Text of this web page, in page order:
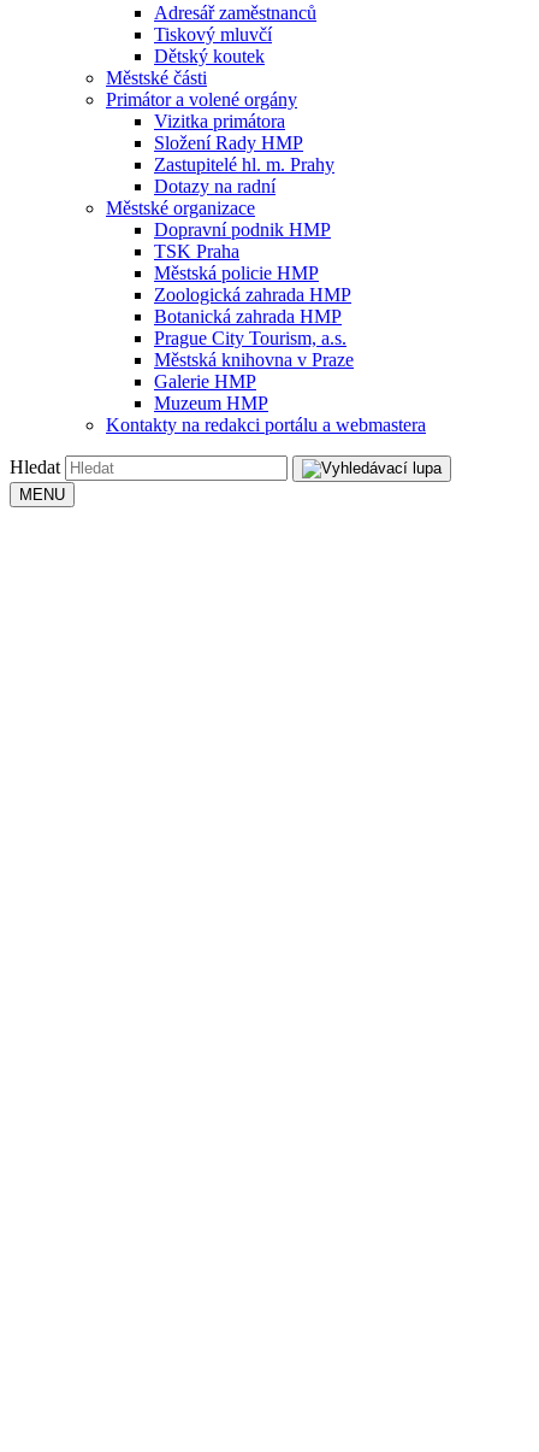
Adresář zaměstnanců
Tiskový mluvčí
Dětský koutek
Městské části
Primátor a volené orgány
Vizitka primátora
Složení Rady HMP
Zastupitelé hl. m. Prahy
Dotazy na radní
Městské organizace
Dopravní podnik HMP
TSK Praha
Městská policie HMP
Zoologická zahrada HMP
Botanická zahrada HMP
Prague City Tourism, a.s.
Městská knihovna v Praze
Galerie HMP
Muzeum HMP
Kontakty na redakci portálu a webmastera
Hledat
MENU